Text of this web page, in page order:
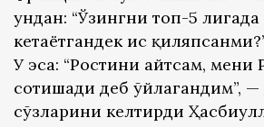
ундан: “Ўзингни топ-5
кетаётгандек ҳис
У эса: “Ростини айтсам, мени
сотишади деб ўйлагандим”, —
сўзларини келтирди